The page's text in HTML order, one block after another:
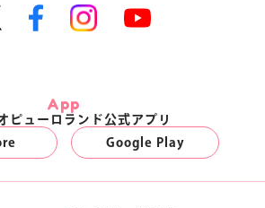
App
ピューロランド公式アプリ
Google Play